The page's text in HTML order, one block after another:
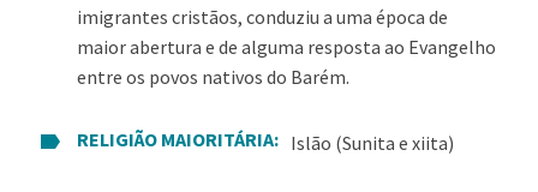
imigrantes cristãos, conduziu a uma época de
maior abertura e de alguma resposta ao Evangelho
entre os povos nativos do Barém.
RELIGIÃO MAIORITÁRIA: Islão (Sunita e xiita)